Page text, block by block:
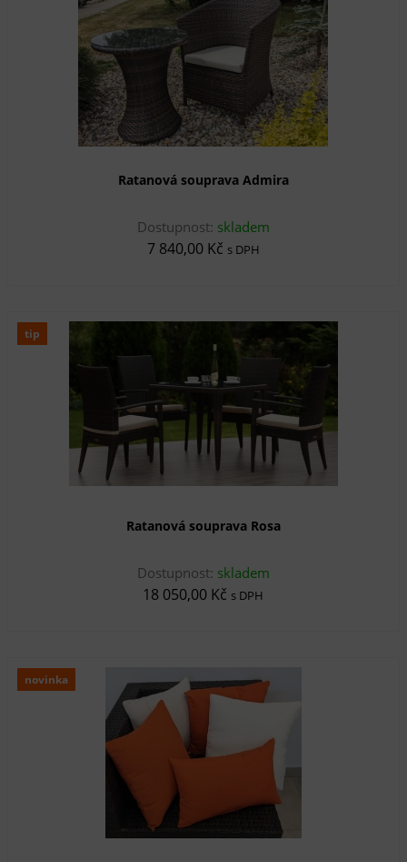
Ratanová souprava Admira
Dostupnost: skladem
7 840,00 Kč s DPH
tip
Ratanová souprava Rosa
Dostupnost: skladem
18 050,00 Kč s DPH
novinka